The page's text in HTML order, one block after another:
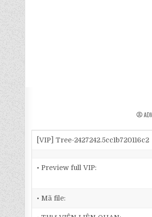
[VIP] Tree-2427242.5cc1b720116c2
• Preview full VIP:
• Mã file: